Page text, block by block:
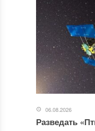
06.08.2026
Разведать